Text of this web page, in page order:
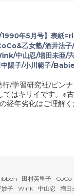
1990年5月号】表紙
乙女塾/酒井法子
中山忍/増田未亜/
陽子/小川範子/
/学習研究社/ピン
てはキリイです。※
経年劣化はご理解く
田村英里子 CoCo
妙子 Wink 中山忍 増田